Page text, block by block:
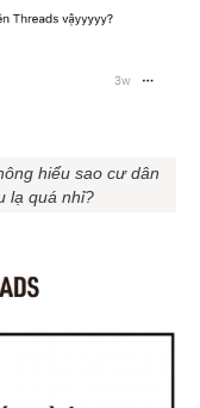
hiểu sao cư dân
lạ quá nhỉ?